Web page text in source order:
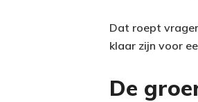
Dat roept
klaar zijn voor
De